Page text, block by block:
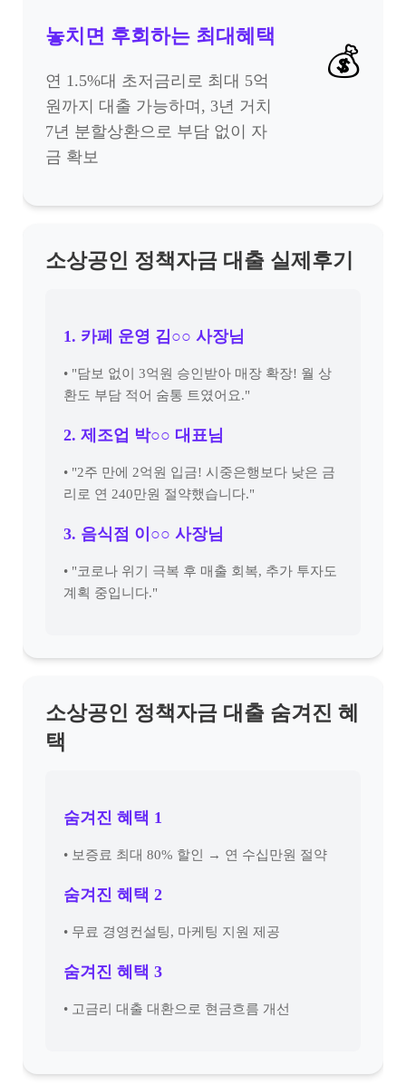
놓치면 후회하는 최대혜택
연 1.5%대 초저금리로 최대 5억
원까지 대출 가능하며, 3년 거치
7년 분할상환으로 부담 없이 자
금 확보
💰
소상공인 정책자금 대출 실제후기
1. 카페 운영 김○○ 사장님
• "담보 없이 3억원 승인받아 매장 확장! 월 상
환도 부담 적어 숨통 트였어요."
2. 제조업 박○○ 대표님
• "2주 만에 2억원 입금! 시중은행보다 낮은 금
리로 연 240만원 절약했습니다."
3. 음식점 이○○ 사장님
• "코로나 위기 극복 후 매출 회복, 추가 투자도
계획 중입니다."
소상공인 정책자금 대출 숨겨진 혜
택
숨겨진 혜택 1
• 보증료 최대 80% 할인 → 연 수십만원 절약
숨겨진 혜택 2
• 무료 경영컨설팅, 마케팅 지원 제공
숨겨진 혜택 3
• 고금리 대출 대환으로 현금흐름 개선